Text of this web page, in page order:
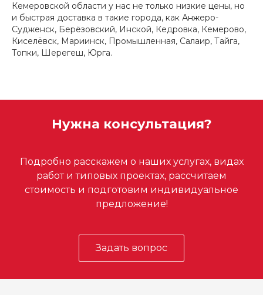
Кемеровской области у нас не только низкие цены, но
и быстрая доставка в такие города, как Анжеро-
Судженск, Берёзовский, Инской, Кедровка, Кемерово,
Киселёвск, Мариинск, Промышленная, Салаир, Тайга,
Топки, Шерегеш, Юрга.
Нужна консультация?
Подробно расскажем о наших услугах, видах
работ и типовых проектах, рассчитаем
стоимость и подготовим индивидуальное
предложение!
Задать вопрос